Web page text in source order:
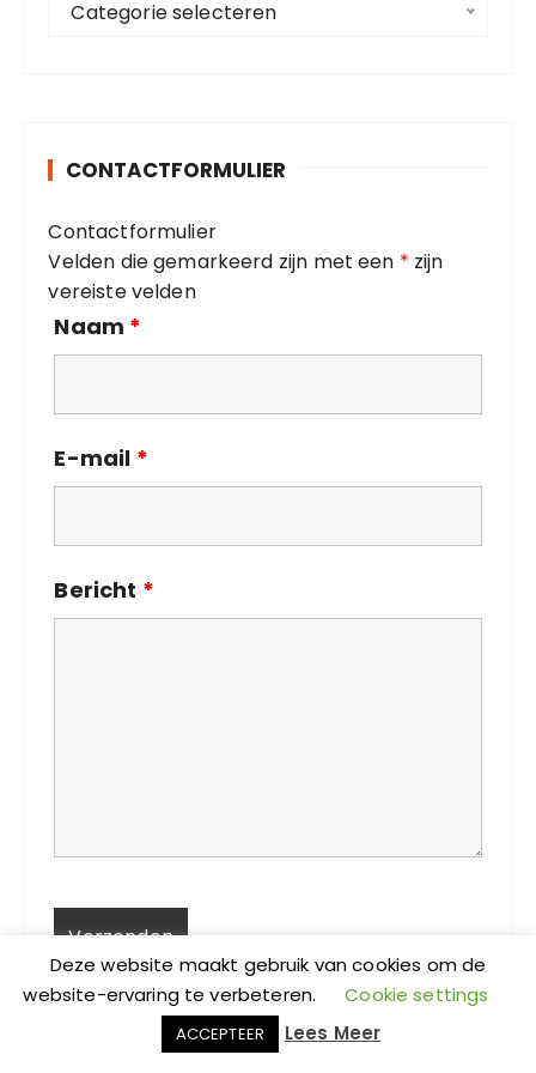
r
e
ë
n
Categorie selecteren
CONTACTFORMULIER
Contactformulier
Velden die gemarkeerd zijn met een * zijn
vereiste velden
Naam *
E-mail *
Bericht *
Deze website maakt gebruik van cookies om de
website-ervaring te verbeteren.
Cookie settings
ACCEPTEER Lees Meer